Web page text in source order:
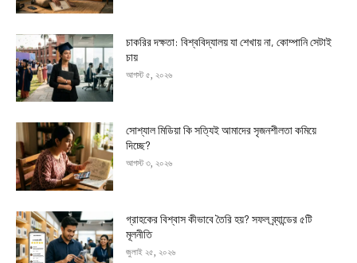
চাকরির দক্ষতা: বিশ্ববিদ্যালয় যা শেখায় না, কোম্পানি সেটাই
চায়
আগস্ট ৫, ২০২৬
সোশ্যাল মিডিয়া কি সত্যিই আমাদের সৃজনশীলতা কমিয়ে
দিচ্ছে?
আগস্ট ৩, ২০২৬
গ্রাহকের বিশ্বাস কীভাবে তৈরি হয়? সফল ব্র্যান্ডের ৫টি
মূলনীতি
জুলাই ২৫, ২০২৬